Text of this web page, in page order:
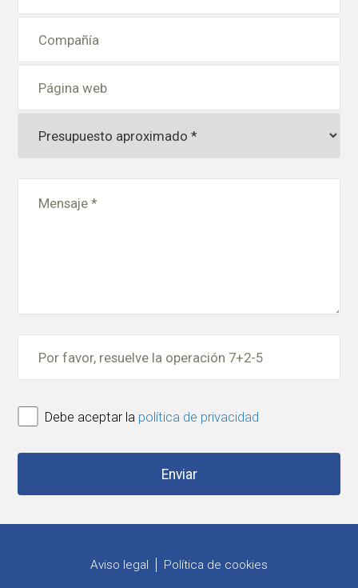
Debe aceptar la política de privacidad
Aviso legal Política de cookies